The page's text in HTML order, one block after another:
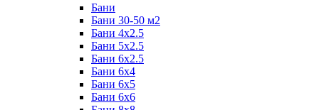
Бани
Бани 30-50 м2
Бани 4x2.5
Бани 5x2.5
Бани 6x2.5
Бани 6х4
Бани 6х5
Бани 6х6